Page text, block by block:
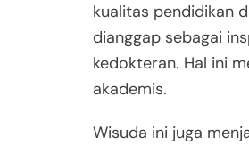
kualitas pendidikan
dianggap sebagai
kedokteran. Hal ini
akademis.
Wisuda ini juga